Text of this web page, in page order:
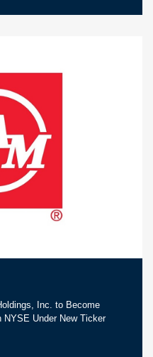
Inc. to Become
NYSE Under New Ticker